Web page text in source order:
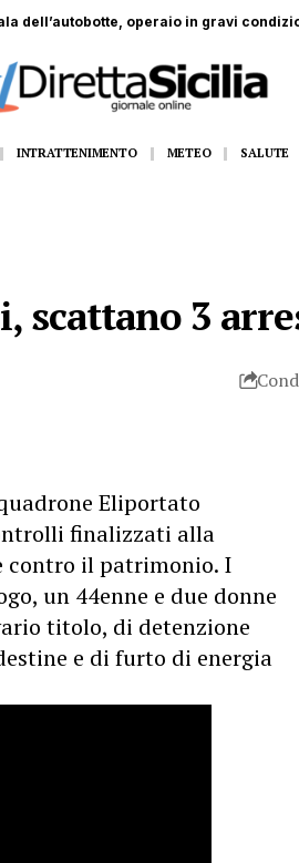
Gangi appuntamento con la grande
INTRATTENIMENTO METEO SALUTE
scattano 3
Eliportato
finalizzati alla
contro il patrimonio. I
un 44enne e due donne
titolo, di detenzione
e di furto di energia